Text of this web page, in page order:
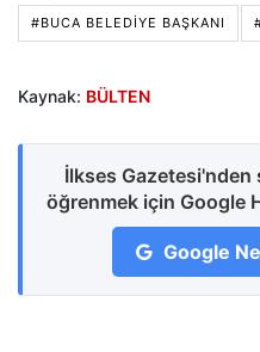
#BUCA BELEDIYE BAŞKANI
Kaynak: BÜLTEN
İlkses Gazetesi'nden
öğrenmek için Google
Google